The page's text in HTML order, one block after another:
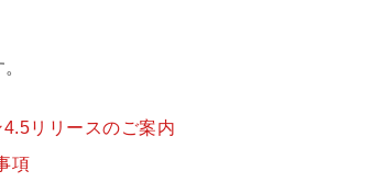
リリースのご案内
項